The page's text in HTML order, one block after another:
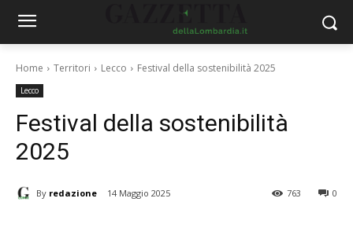
Home Territori Lecco Festival della sostenibilità 2025
Lecco
Festival della sostenibilità
2025
By redazione 14 Maggio 2025 0
763